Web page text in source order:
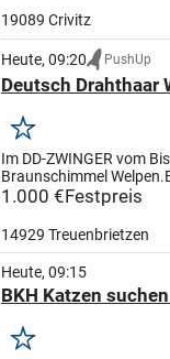
19089 Crivitz
Heute, 09:20 PushUp
Deutsch Drahthaar
Merken
Im DD-ZWINGER vom
Braunschimmel Welpen.
abzugeben.Mutter:
1.000 €Festpreis
14929 Treuenbrietzen
Heute, 09:15
BKH Katzen
Merken